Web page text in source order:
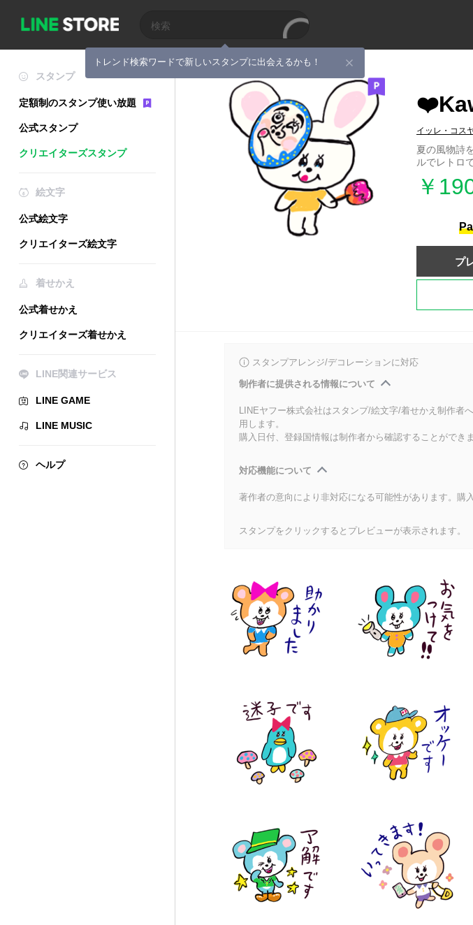
トレンド検索ワードで新しいスタンプに出会えるかも！
スタンプ
定額制のスタンプ使い放題
公式スタンプ
クリエイターズスタンプ
絵文字
公式絵文字
クリエイターズ絵文字
着せかえ
公式着せかえ
クリエイターズ着せかえ
LINE関連サービス
LINE GAME
LINE MUSIC
ヘルプ
イッレ・コス
夏の風物詩
ルでレトロ
￥
プ
スタンプアレンジ/デコレーションに対応
制作者に提供される情報について
LINEヤフー株式会社はスタンプ/絵文字/着せかえ制作者
用します。
購入日付、登録国情報は制作者から確認することができ
対応機能について
著作者の意向により非対応になる可能性があります。購
スタンプをクリックするとプレビューが表示されます。